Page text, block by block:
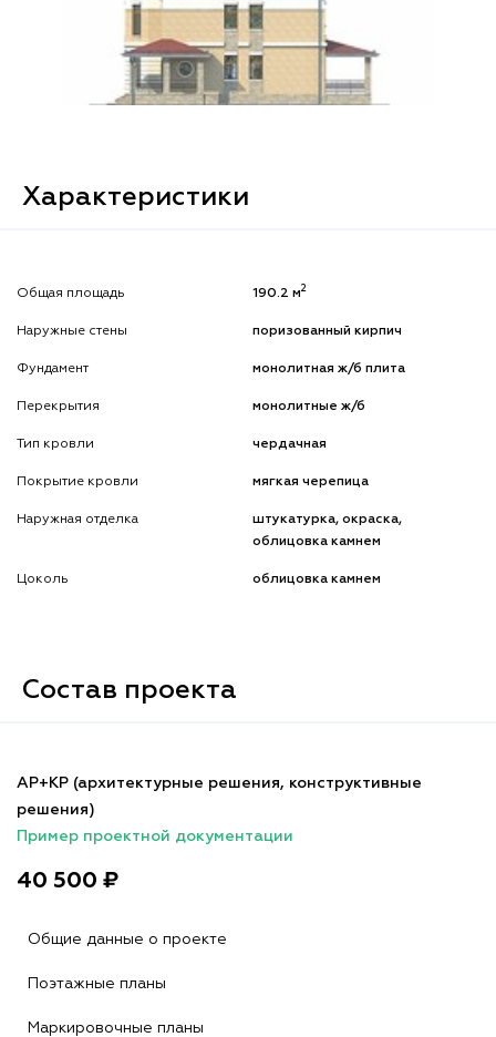
Характеристики
Общая площадь 190.2 м2
Наружные стены поризованный кирпич
Фундамент монолитная ж/б плита
Перекрытия монолитные ж/б
Тип кровли чердачная
Покрытие кровли мягкая черепица
Наружная отделка
штукатурка, окраска,
облицовка камнем
Цоколь облицовка камнем
Состав проекта
АР+КР (архитектурные решения, конструктивные
решения)
Пример проектной документации
40 500 ₽
Общие данные о проекте
Поэтажные планы
Маркировочные планы